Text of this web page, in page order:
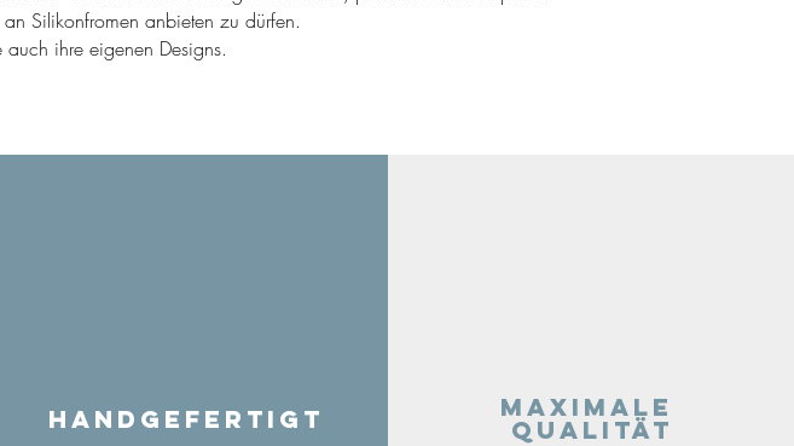
Silikonfromen anbieten zu dürfen.
ihre eigenen Designs.
Handgefertigt Maximale
Qualität